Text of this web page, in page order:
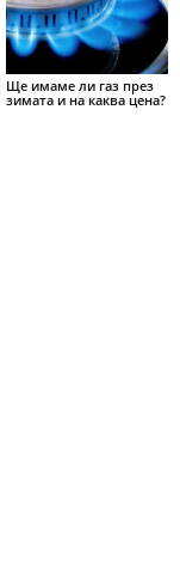
Ще имаме ли газ през
зимата и на каква цена?